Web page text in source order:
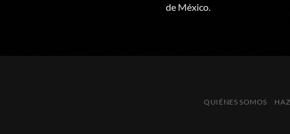
de México.
QUIÉNES SOMOS